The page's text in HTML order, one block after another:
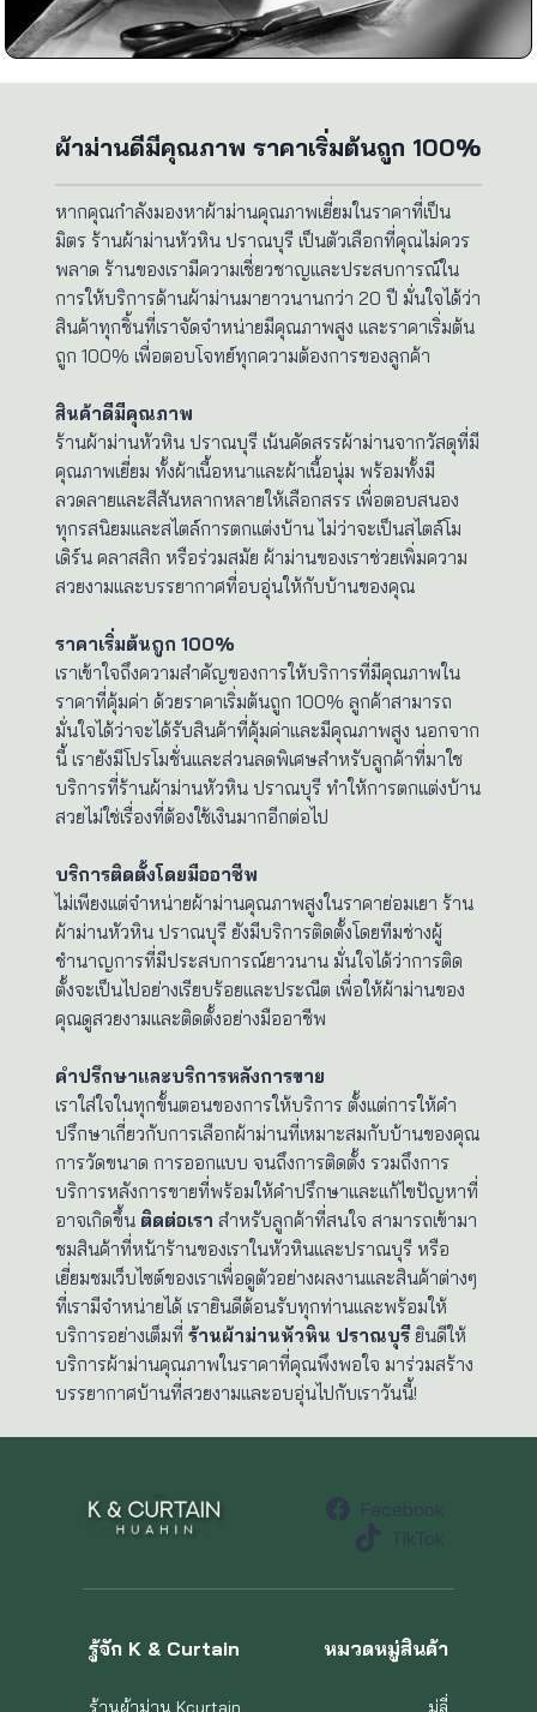
ผ้าม่านดีมีคุณภาพ ราคาเริ่มต้นถูก 100%
หากคุณกำลังมองหาผ้าม่านคุณภาพเยี่ยมในราคาที่เป็น
มิตร ร้านผ้าม่านหัวหิน ปราณบุรี เป็นตัวเลือกที่คุณไม่ควร
พลาด ร้านของเรามีความเชี่ยวชาญและประสบการณ์ใน
การให้บริการด้านผ้าม่านมายาวนานกว่า 20 ปี มั่นใจได้ว่า
สินค้าทุกชิ้นที่เราจัดจำหน่ายมีคุณภาพสูง และราคาเริ่มต้น
ถูก 100% เพื่อตอบโจทย์ทุกความต้องการของลูกค้า
สินค้าดีมีคุณภาพ
ร้านผ้าม่านหัวหิน ปราณบุรี เน้นคัดสรรผ้าม่านจากวัสดุที่มี
คุณภาพเยี่ยม ทั้งผ้าเนื้อหนาและผ้าเนื้อนุ่ม พร้อมทั้งมี
ลวดลายและสีสันหลากหลายให้เลือกสรร เพื่อตอบสนอง
ทุกรสนิยมและสไตล์การตกแต่งบ้าน ไม่ว่าจะเป็นสไตล์โม
เดิร์น คลาสสิก หรือร่วมสมัย ผ้าม่านของเราช่วยเพิ่มความ
สวยงามและบรรยากาศที่อบอุ่นให้กับบ้านของคุณ
ราคาเริ่มต้นถูก 100%
เราเข้าใจถึงความสำคัญของการให้บริการที่มีคุณภาพใน
ราคาที่คุ้มค่า ด้วยราคาเริ่มต้นถูก 100% ลูกค้าสามารถ
มั่นใจได้ว่าจะได้รับสินค้าที่คุ้มค่าและมีคุณภาพสูง นอกจาก
นี้ เรายังมีโปรโมชั่นและส่วนลดพิเศษสำหรับลูกค้าที่มาใช
บริการที่ร้านผ้าม่านหัวหิน ปราณบุรี ทำให้การตกแต่งบ้าน
สวยไม่ใช่เรื่องที่ต้องใช้เงินมากอีกต่อไป
บริการติดตั้งโดยมืออาชีพ
ไม่เพียงแต่จำหน่ายผ้าม่านคุณภาพสูงในราคาย่อมเยา ร้าน
ผ้าม่านหัวหิน ปราณบุรี ยังมีบริการติดตั้งโดยทีมช่างผู้
ชำนาญการที่มีประสบการณ์ยาวนาน มั่นใจได้ว่าการติด
ตั้งจะเป็นไปอย่างเรียบร้อยและประณีต เพื่อให้ผ้าม่านของ
คุณดูสวยงามและติดตั้งอย่างมืออาชีพ
คำปรึกษาและบริการหลังการขาย
เราใส่ใจในทุกขั้นตอนของการให้บริการ ตั้งแต่การให้คำ
ปรึกษาเกี่ยวกับการเลือกผ้าม่านที่เหมาะสมกับบ้านของคุณ
การวัดขนาด การออกแบบ จนถึงการติดตั้ง รวมถึงการ
บริการหลังการขายที่พร้อมให้คำปรึกษาและแก้ไขปัญหาที่
อาจเกิดขึ้น ติดต่อเรา สำหรับลูกค้าที่สนใจ สามารถเข้ามา
ชมสินค้าที่หน้าร้านของเราในหัวหินและปราณบุรี หรือ
เยี่ยมชมเว็บไซต์ของเราเพื่อดูตัวอย่างผลงานและสินค้าต่างๆ
ที่เรามีจำหน่ายได้ เรายินดีต้อนรับทุกท่านและพร้อมให้
บริการอย่างเต็มที่ร้านผ้าม่านหัวหิน ปราณบุรี ยินดีให้
บริการผ้าม่านคุณภาพในราคาที่คุณพึงพอใจ มาร่วมสร้าง
บรรยากาศบ้านที่สวยงามและอบอุ่นไปกับเราวันนี้!
Facebook
TikTok
รู้จัก K & Curtain
ร้านผ้าม่าน Kcurtain
หมวดหมู่สินค้า
มู่ลี่